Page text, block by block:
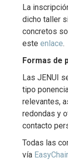
La
dicho taller
concretos
este enlace.
Formas de
Las JENUI
tipo
relevantes,
redondas y
contacto
Todas las
vía EasyChair